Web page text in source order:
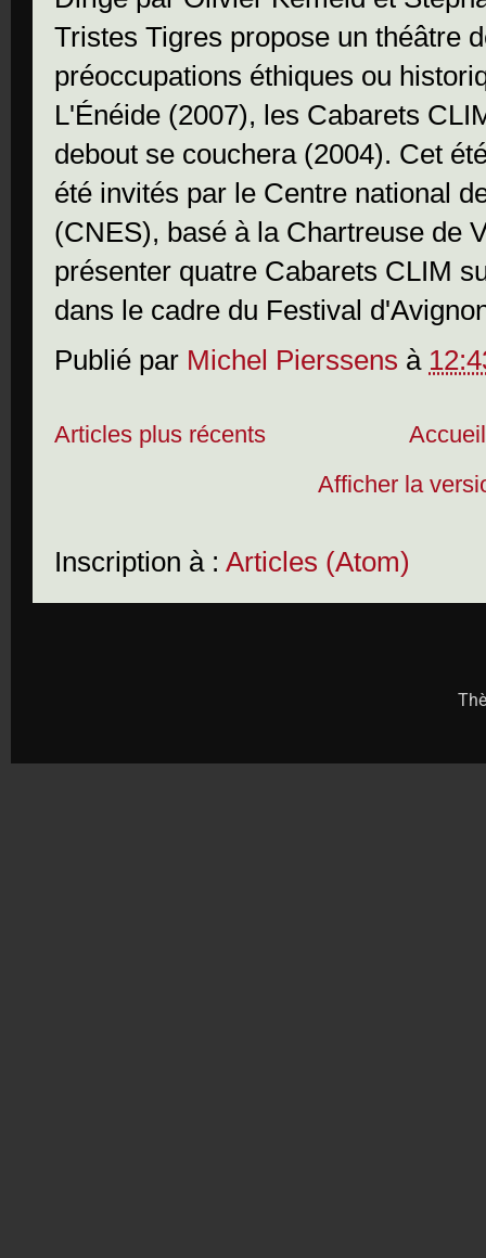
Tristes Tigres propose un théâtre
préoccupations éthiques ou
L'Énéide (2007), les Cabarets
debout se couchera (2004). Cet
été invités par le Centre national
(CNES), basé à la Chartreuse de
présenter quatre Cabarets CLIM
dans le cadre du Festival
Publié par Michel Pierssens à
Articles plus récents
Accueil
Afficher la
Inscription à : Articles (Atom)